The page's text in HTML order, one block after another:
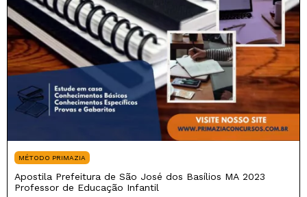
MÉTODO PRIMAZIA
Apostila Prefeitura de São José dos Basílios MA 2023
Professor de Educação Infantil